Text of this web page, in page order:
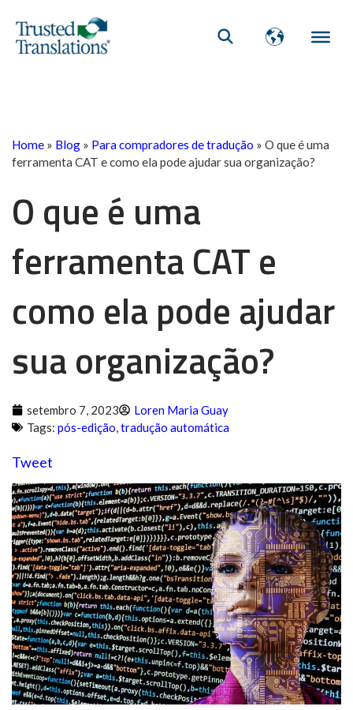
Home » Blog » Para compradores de tradução » O que é uma
ferramenta CAT e como ela pode ajudar sua organização?
O que é uma
ferramenta CAT e
como ela pode ajudar
sua organização?
setembro 7, 2023
Loren Maria Guay
Tags: pós-edição,tradução automática
Tweet